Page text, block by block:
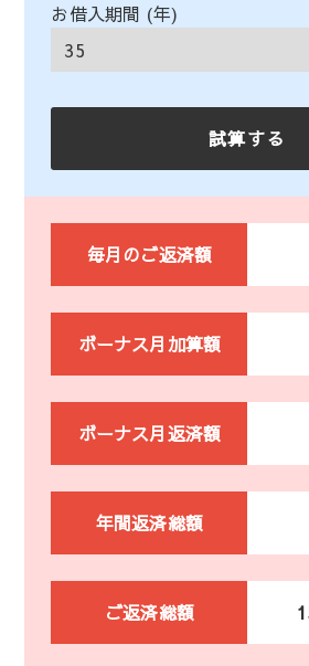
お借入期間 (年)
毎月のご返済額
ボーナス月加算額
ボーナス月返済額
年間返済総額
ご返済総額